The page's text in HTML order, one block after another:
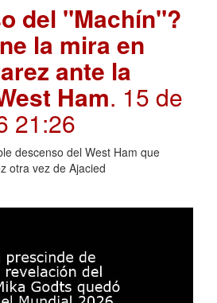
del "Machín"?
la mira en
ante la
Ham. 15 de
21:26
descenso del West Ham que
otra vez de Ajacied